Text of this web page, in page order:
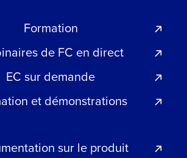
Formation
de FC en direct
EC sur demande
et démonstrations
sur le produit